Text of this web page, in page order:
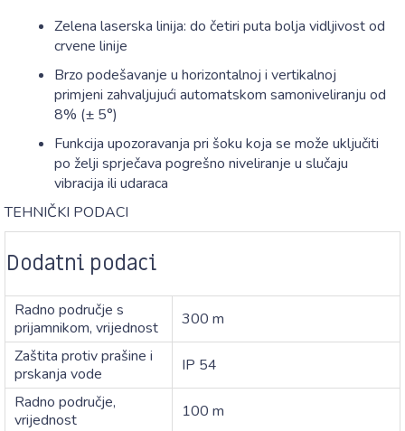
Zelena laserska linija: do četiri puta bolja vidljivost od
crvene linije
Brzo podešavanje u horizontalnoj i vertikalnoj
primjeni zahvaljujući automatskom samoniveliranju od
8% (± 5°)
Funkcija upozoravanja pri šoku koja se može uključiti
po želji sprječava pogrešno niveliranje u slučaju
vibracija ili udaraca
TEHNIČKI PODACI
Dodatni podaci
Radno područje s
prijamnikom, vrijednost
300 m
Zaštita protiv prašine i
prskanja vode
IP 54
Radno područje,
vrijednost
100 m